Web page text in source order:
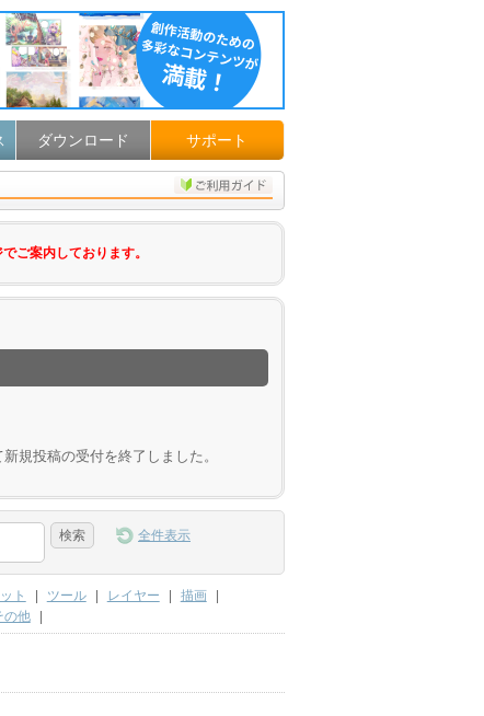
ダウンロード サポート
ご案内しております。
規投稿の受付を終了しました。
全件表示
ト ツール レイヤー 描画
の他